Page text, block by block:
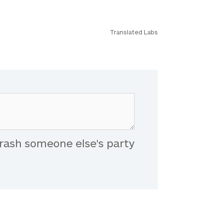
Translated Labs
someone else's party